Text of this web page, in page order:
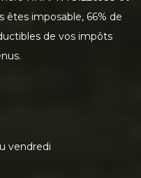
êtes imposable, 66% de
de vos impôts
vendredi